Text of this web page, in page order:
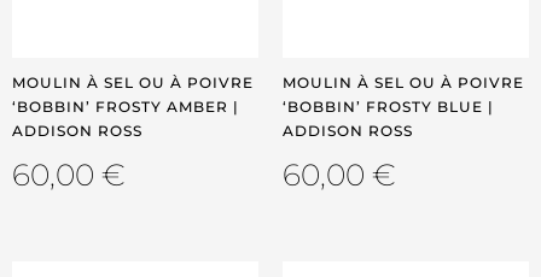
MOULIN À SEL OU À POIVRE
‘BOBBIN’ FROSTY AMBER |
ADDISON ROSS
60,00 €
MOULIN À SEL OU À POIVRE
‘BOBBIN’ FROSTY BLUE |
ADDISON ROSS
60,00 €